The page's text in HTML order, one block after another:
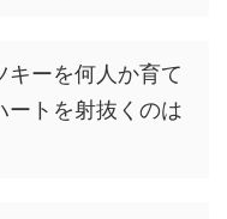
キーを何人か育て
ートを射抜くのは